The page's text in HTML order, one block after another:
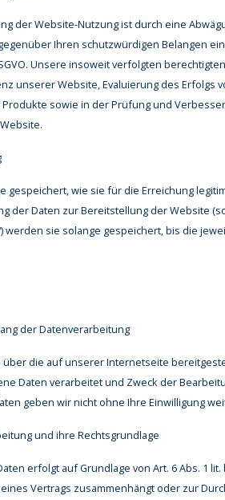
der Website-Nutzung ist durch eine
Ihren schutzwürdigen Belangen
Unsere insoweit verfolgten
unserer Website, Evaluierung des Erfolgs
sowie in der Prüfung und
gespeichert, wie sie für die Erreichung
der Daten zur Bereitstellung der Website
werden sie solange gespeichert, bis die
der Datenverarbeitung
die auf unserer Internetseite
Daten verarbeitet und Zweck der
geben wir nicht ohne Ihre Einwilligung
und ihre Rechtsgrundlage
erfolgt auf Grundlage von Art. 6 Abs. 1 lit.
Vertrags zusammenhängt oder zur